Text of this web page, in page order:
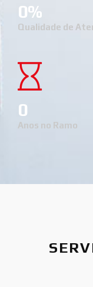
0
Qualidade de
0
Anos no Ramo